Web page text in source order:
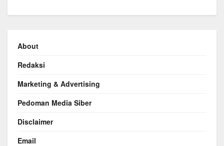
About
Redaksi
Marketing & Advertising
Pedoman Media Siber
Disclaimer
Email